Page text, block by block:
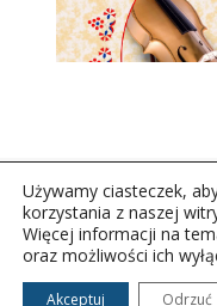
Copyright © 2026Polskie
Wszelkie prawa
Używamy ciasteczek,
korzystania z naszej
Więcej informacji na
oraz możliwości ich
Akceptuj Odrzuć